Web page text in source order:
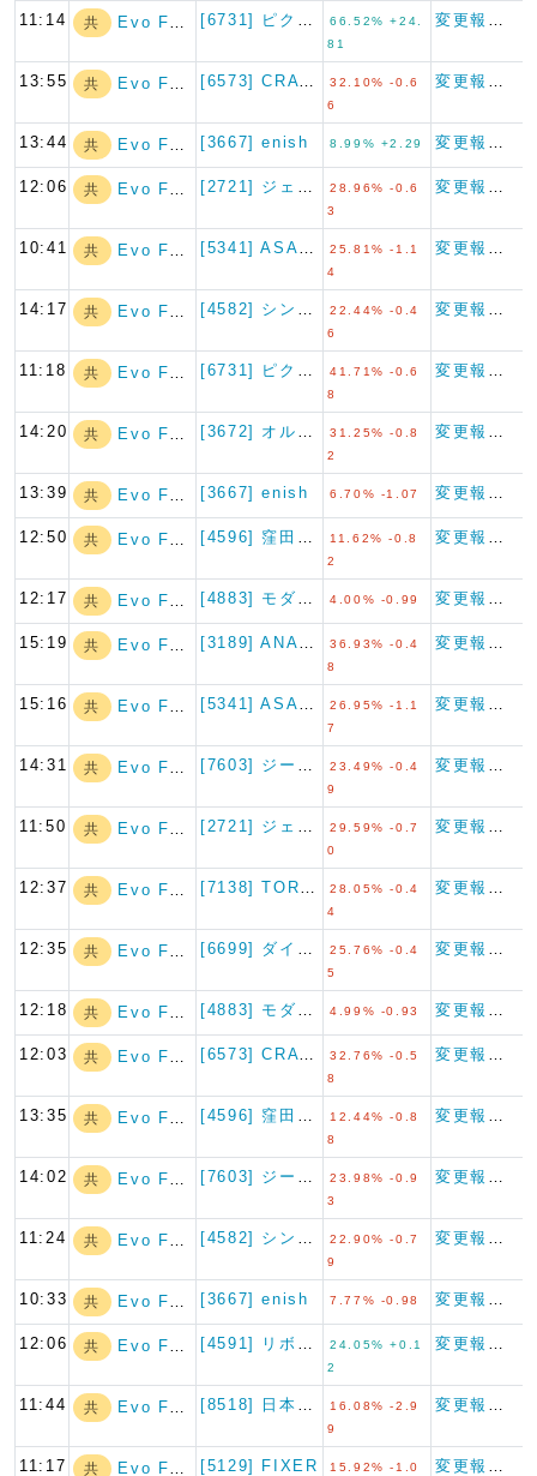
11:14 共 Evo Fund
66.52% +24.
81
13:55 共 Evo Fund
32.10% -0.6
6
13:44 共 Evo Fund [3667] enish 8.99% +2.29
12:06 共 Evo Fund
28.96% -0.6
3
10:41 共 Evo Fund
25.81% -1.1
4
14:17 共 Evo Fund
22.44% -0.4
6
11:18 共 Evo Fund
41.71% -0.6
8
14:20 共 Evo Fund
31.25% -0.8
2
13:39 共 Evo Fund [3667] enish 6.70% -1.07
12:50 共 Evo Fund
11.62% -0.8
2
12:17 共 Evo Fund 4.00% -0.99
15:19 共 Evo Fund
36.93% -0.4
8
15:16 共 Evo Fund
26.95% -1.1
7
14:31 共 Evo Fund
23.49% -0.4
9
11:50 共 Evo Fund
29.59% -0.7
0
12:37 共 Evo Fund
28.05% -0.4
4
12:35 共 Evo Fund
25.76% -0.4
5
12:18 共 Evo Fund 4.99% -0.93
12:03 共 Evo Fund
32.76% -0.5
8
13:35 共 Evo Fund
12.44% -0.8
8
14:02 共 Evo Fund
23.98% -0.9
3
11:24 共 Evo Fund
22.90% -0.7
9
10:33 共 Evo Fund [3667] enish 7.77% -0.98
12:06 共 Evo Fund
24.05% +0.1
2
11:44 共 Evo Fund
16.08% -2.9
9
11:17 共 Evo Fund [5129] FIXER 15.92% -1.0